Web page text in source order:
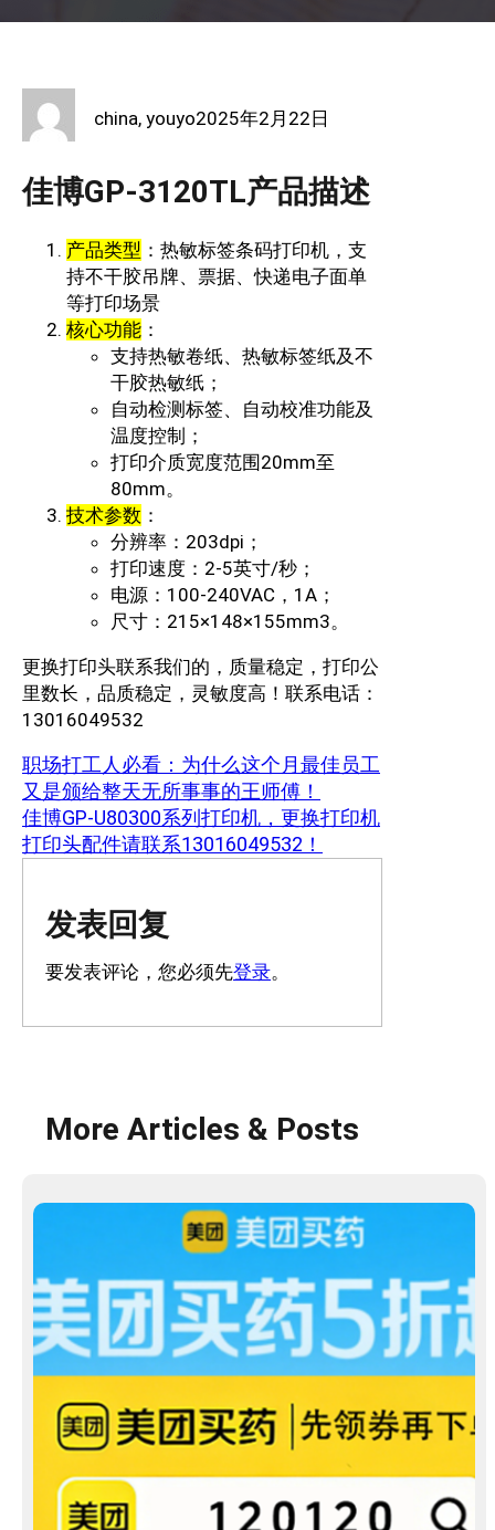
china, youyo2025年2月22日
佳博GP-3120TL产品描述
​‌产品类型‌ ：热敏标签条码打印机，支
持不干胶吊牌、票据、快递电子面单
等打印场景
‌核心功能‌ ：
支持热敏卷纸、热敏标签纸及不
干胶热敏纸‌；
自动检测标签、自动校准功能及
温度控制‌；
打印介质宽度范围20mm至
80mm‌。
‌技术参数‌ ：
分辨率：203dpi；
打印速度：2-5英寸/秒；
电源：100-240VAC，1A；
尺寸：215×148×155mm‌3。
更换打印头联系我们的，质量稳定，打印公
里数长，品质稳定，灵敏度高！联系电话：
13016049532
职场打工人必看：为什么这个月最佳员工
又是颁给整天无所事事的王师傅！
佳博GP-U80300系列打印机，更换打印机
打印头配件请联系13016049532！
发表回复
要发表评论，您必须先登录。
More Articles & Posts